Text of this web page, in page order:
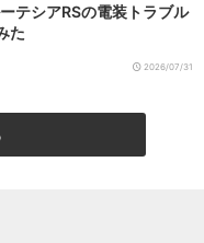
テシアRSの電装トラブル
た
2026/07/31